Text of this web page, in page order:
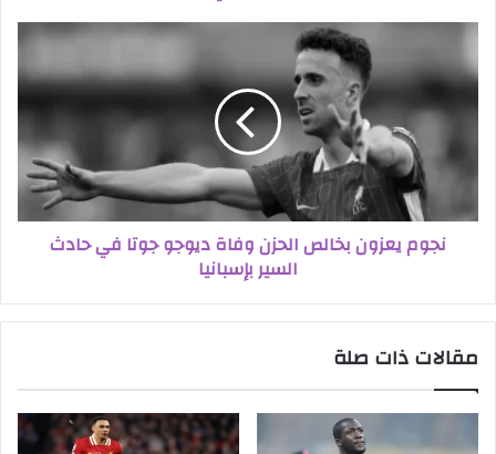
نجوم يعزون بخالص الحزن وفاة ديوجو جوتا في حادث
السير بإسبانيا
مقالات ذات صلة